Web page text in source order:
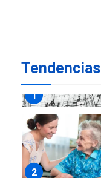
Tendencias
1
2